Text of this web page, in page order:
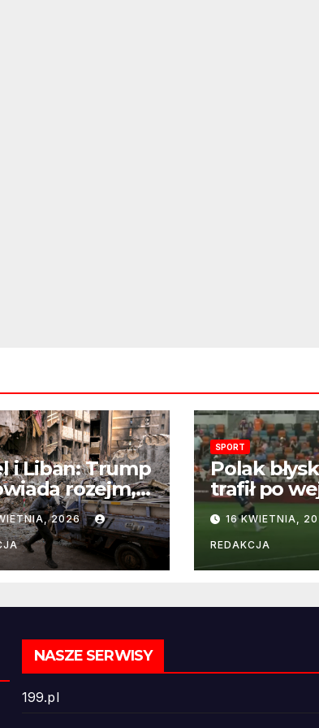
i Liban: Trump
rozejm,
wojny
odległa
2026
SPORT
Polak
trafił po
boisko –
2216 KWIETNIA,
REDAKCJA
NASZE SERWISY
199.pl